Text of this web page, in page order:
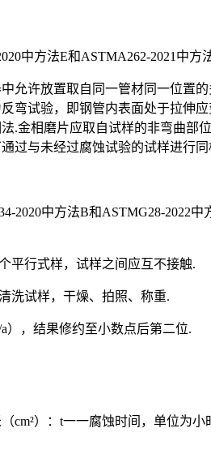
中方法E和ASTMA262-2021中方
允许放置取自同一管材同一位置
弯试验，即钢管内表面处于拉伸
.金相磨片应取自试样的非弯曲
过与未经过腐蚀试验的试样进行
2020中方法B和ASTMG28-
平行式样，试样之间应互不接触.
洗试样，干燥、拍照、称重.
），结果修约至小数点后第二位.
cm²）：t一一腐蚀时间，单位为